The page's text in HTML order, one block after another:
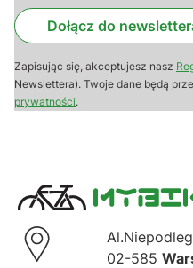
Dołącz do
Zapisując się, akceptujesz nasz
Newslettera). Twoje dane będą
prywatności.
02-585